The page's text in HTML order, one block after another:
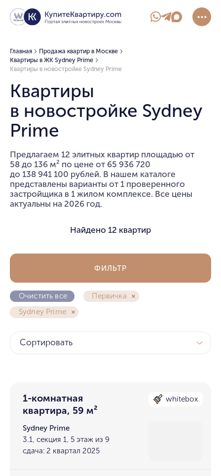
Главная
Продажа квартир в Москве
Квартиры в ЖК Sydney Prime
Квартиры в новостройке Sydney Prime
Квартиры
в новостройке Sydney
Prime
Предлагаем 12 элитных квартир площадью от
58 до 136 м² по цене от 65 936 720
до 138 941 100 рублей. В нашем каталоге
представлены варианты от 1 проверенного
застройщика в 1 жилом комплексе. Все цены
актуальны на 2026 год.
Найдено 12 квартир
Очистить все
Первичка
Sydney Prime
ФИЛЬТР
Сортировать
1-комнатная
квартира, 59 м²
whitebox
Sydney Prime
3.1, секция 1, 5 этаж из 9
сдача: 2 квартал 2025